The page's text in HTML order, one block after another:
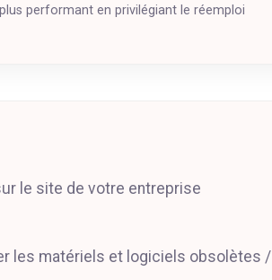
performant en privilégiant le réemploi
le site de votre entreprise
les matériels et logiciels obsolètes /